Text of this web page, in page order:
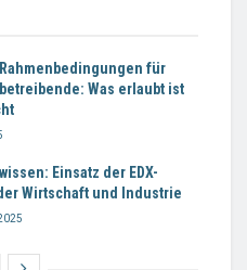
für
Was erlaubt ist
Einsatz der EDX-
Wirtschaft und Industrie